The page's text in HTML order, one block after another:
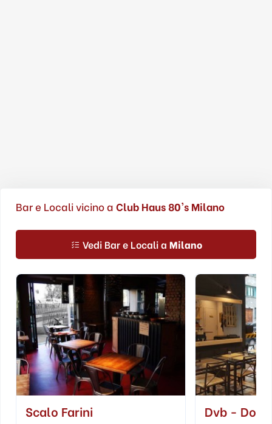
Bar e Locali vicino a Club Haus 80's Milano
Vedi Bar e Locali a Milano
Scalo Farini Dvb -